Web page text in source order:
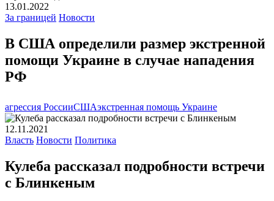
13.01.2022
За границей Новости
В США определили размер экстренной
помощи Украине в случае нападения
РФ
агрессия РоссииСШАэкстренная помощь Украине
12.11.2021
Власть Новости Политика
Кулеба рассказал подробности встречи
с Блинкеным